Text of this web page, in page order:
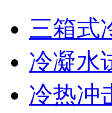
三箱式
冷凝水
冷热冲